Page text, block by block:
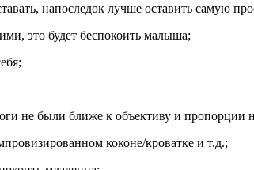
напоследок лучше оставить самую
это будет беспокоить малыша;
не были ближе к объективу и пропорции
коконе/кроватке и т.д.;